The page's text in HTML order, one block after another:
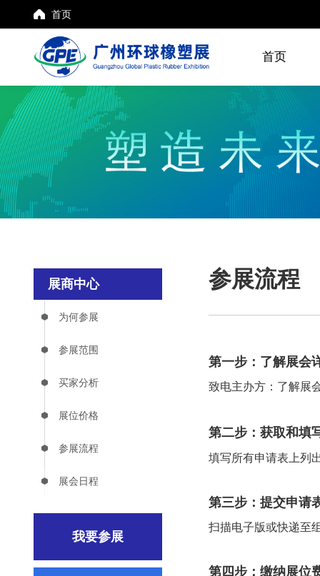
首页
首页
展商中心
为何参展
参展范围
买家分析
展位价格
参展流程
展会日程
我要参展
参展流程
第一步：了解展会
致电主办方：了解展
第二步：获取和填
填写所有申请表上列
第三步：提交申请
扫描电子版或快递至
第四步：缴纳展位